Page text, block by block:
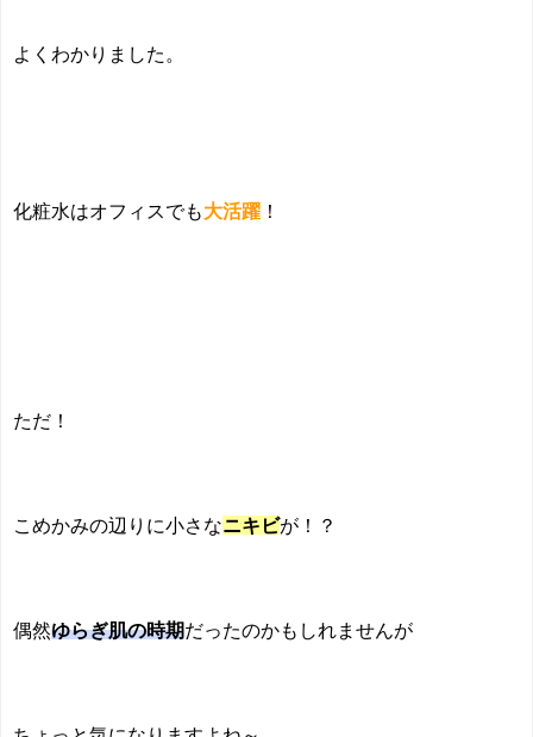
よくわかりました。
化粧水はオフィスでも大活躍 ！
ただ！
こめかみの辺りに小さなニキビが！？
偶然ゆらぎ肌の時期だったのかもしれませんが